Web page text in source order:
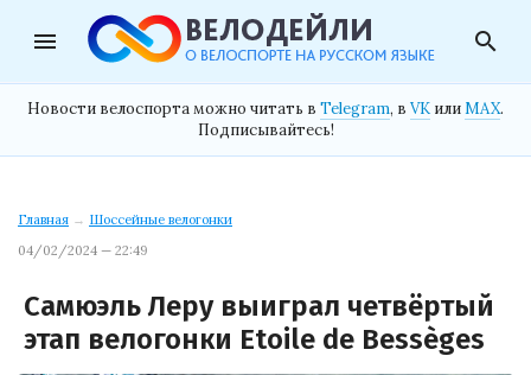
menu search
Новости велоспорта можно читать в Telegram, в VK илиMAX.
Подписывайтесь!
Главная → Шоссейные велогонки
04/02/2024 — 22:49
Самюэль Леру выиграл четвёртый
этап велогонки Etoile de Bessèges